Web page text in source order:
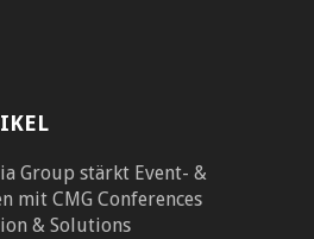
Group stärkt Event- &
mit CMG Conferences
& Solutions